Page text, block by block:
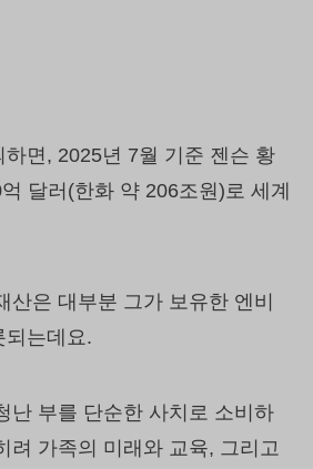
면, 2025년 7월 기준 젠슨 황
달러(한화 약 206조원)로 세계
산은 대부분 그가 보유한 엔비
되는데요.
난 부를 단순한 사치로 소비하
려 가족의 미래와 교육, 그리고